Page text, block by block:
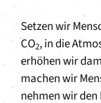
Setzen wir
CO2, in die
erhöhen wir
machen wir
nehmen wir